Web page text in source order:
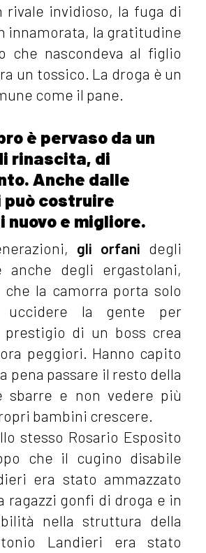
rivale invidioso, la fuga di
innamorata, la gratitudine
che nascondeva al figlio
un tossico. La droga è un
come il pane.
è pervaso da un
rinascita, di
Anche dalle
costruire
nuovo e migliore.
gli orfani degli
anche degli ergastolani,
che la camorra porta solo
uccidere la gente per
prestigio di un boss crea
peggiori. Hanno capito
pena passare il resto della
sbarre e non vedere più
bambini crescere.
stesso Rosario Esposito
che il cugino disabile
era stato ammazzato
ragazzi gonfi di droga e in
nella struttura della
Landieri era stato